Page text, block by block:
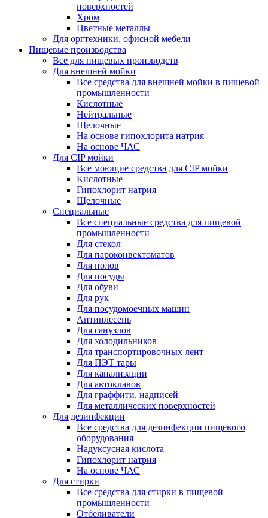
поверхностей
Хром
Цветные металлы
Для оргтехники, офисной мебели
Пищевые производства
Все для пищевых производств
Для внешней мойки
Все средства для внешней мойки в пищевой
промышленности
Кислотные
Нейтральные
Щелочные
На основе гипохлорита натрия
На основе ЧАС
Для CIP мойки
Все моющие средства для CIP мойки
Кислотные
Гипохлорит натрия
Щелочные
Специальные
Все специальные средства для пищевой
промышленности
Для стекол
Для пароконвектоматов
Для полов
Для посуды
Для обуви
Для рук
Для посудомоечных машин
Антиплесень
Для санузлов
Для холодильников
Для транспортировочных лент
Для ПЭТ тары
Для канализации
Для автоклавов
Для граффити, надписей
Для металлических поверхностей
Для дезинфекции
Все средства для дезинфекции пищевого
оборудования
Надуксусная кислота
Гипохлорит натрия
На основе ЧАС
Для стирки
Все средства для стирки в пищевой
промышленности
Отбеливатели